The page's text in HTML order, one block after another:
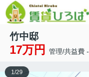
竹中邸
17万円 管理/共益費 -
1/29